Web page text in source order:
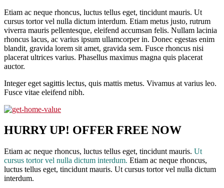
Etiam ac neque rhoncus, luctus tellus eget, tincidunt mauris. Ut
cursus tortor vel nulla dictum interdum. Etiam metus justo, rutrum
viverra mauris pellentesque, eleifend accumsan felis. Nullam lacinia
rhoncus lacus, ac varius ipsum ullamcorper in. Donec egestas enim
blandit, gravida lorem sit amet, gravida sem. Fusce rhoncus nisi
placerat ultrices varius. Phasellus maximus magna quis placerat
auctor.
Integer eget sagittis lectus, quis mattis metus. Vivamus at varius leo.
Fusce vitae eleifend nibh.
HURRY UP! OFFER FREE NOW
Etiam ac neque rhoncus, luctus tellus eget, tincidunt mauris. Ut
cursus tortor vel nulla dictum interdum. Etiam ac neque rhoncus,
luctus tellus eget, tincidunt mauris. Ut cursus tortor vel nulla dictum
interdum.